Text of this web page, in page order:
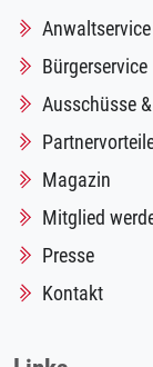
Anwaltservice
Bürgerservice
Ausschüsse
Magazin
Mitglied
Presse
Kontakt